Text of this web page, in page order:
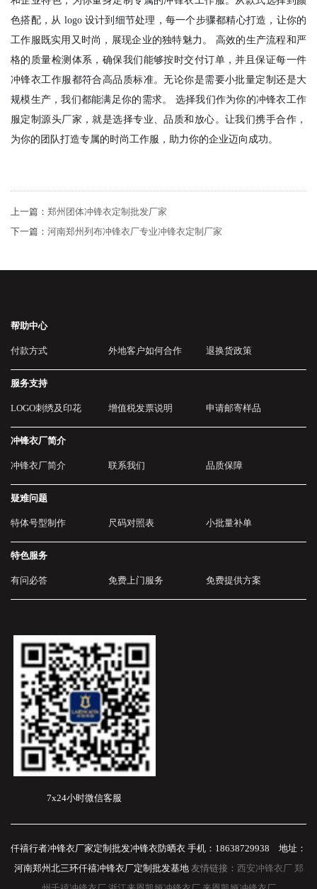
色搭配，从 logo 设计到细节处理，每一个步骤都精心打造，让你的
工作服既实用又时尚，展现企业的独特魅力。 高效的生产流程和严
格的质量检测体系，确保我们能够按时交付订单，并且保证每一件
冲锋衣工作服都符合高品质标准。无论你是需要小批量定制还是大
规模生产，我们都能满足你的需求。 选择我们作为你的冲锋衣工作
服定制源头厂家，就是选择专业、品质和放心。让我们携手合作，
为你的团队打造专属的时尚工作服，助力你的企业迈向成功。
上一篇： 郑州团体冲锋衣定制批发厂家
下一篇： 河南郑州列布冲锋衣厂专业冲锋衣定制厂家
帮助中心
付款方式 外地客户如何合作 退换货政策
服务支持
LOGO刺绣及印花 增值税发票说明 申请邮寄样品
冲锋衣厂简介
冲锋衣厂简介 联系我们 品质保障
疑难问题
特体号型制作 尺码对照表 小批量补单
特色服务
有问必答 免费上门服务 免费提供方案
7x24小时微信客服
仟禧行者冲锋衣厂家定制批发冲锋衣防晒衣 手机：18638729938 地址：
河南郑州北三环仟禧冲锋衣厂定制批发基地 友情链接： 西安冲锋衣厂 郑